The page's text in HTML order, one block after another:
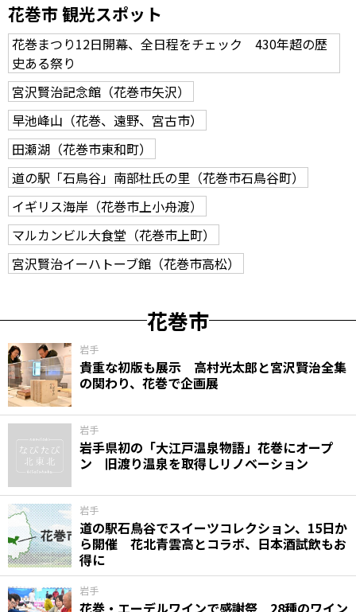
花巻市 観光スポット
花巻まつり12日開幕、全日程をチェック 430年超の歴
史ある祭り
宮沢賢治記念館（花巻市矢沢）
早池峰山（花巻、遠野、宮古市）
田瀬湖（花巻市東和町）
道の駅「石鳥谷」南部杜氏の里（花巻市石鳥谷町）
イギリス海岸（花巻市上小舟渡）
マルカンビル大食堂（花巻市上町）
宮沢賢治イーハトーブ館（花巻市高松）
花巻市
岩手
貴重な初版も展示 高村光太郎と宮沢賢治全集
の関わり、花巻で企画展
岩手
岩手県初の「大江戸温泉物語」花巻にオープ
ン 旧渡り温泉を取得しリノベーション
岩手
道の駅石鳥谷でスイーツコレクション、15日か
ら開催 花北青雲高とコラボ、日本酒試飲もお
得に
岩手
花巻・エーデルワインで感謝祭 28種のワイン